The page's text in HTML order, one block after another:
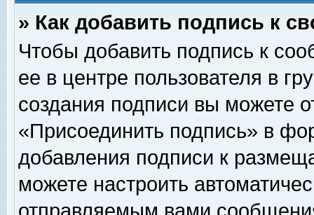
» Как добавить подпись к
Чтобы добавить подпись к
ее в центре пользователя в
создания подписи вы можете
«Присоединить подпись» в
добавления подписи к
можете настроить